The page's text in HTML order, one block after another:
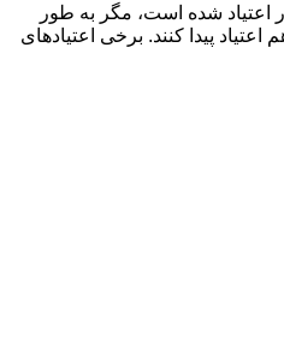
شده است، مگر به طور
پیدا کنند. برخی اعتیادهای